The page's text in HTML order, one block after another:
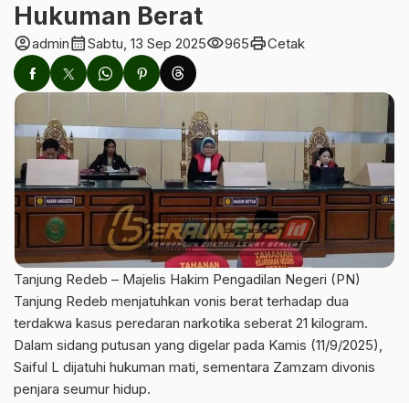
Hukuman Berat
account_circleadmincalendar_monthSabtu, 13 Sep 2025visibility965printCetak
Tanjung Redeb – Majelis Hakim Pengadilan Negeri (PN)
Tanjung Redeb menjatuhkan vonis berat terhadap dua
terdakwa kasus peredaran narkotika seberat 21 kilogram.
Dalam sidang putusan yang digelar pada Kamis (11/9/2025),
Saiful L dijatuhi hukuman mati, sementara Zamzam divonis
penjara seumur hidup.